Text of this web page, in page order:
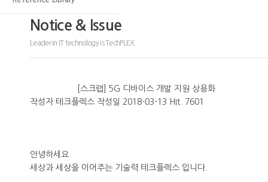
Notice & Issue
Leader in IT technology is TechPLEX.
[스크랩] 5G 디바이스 개발 지원 상용화
작성자 테크플렉스 작성일 2018-03-13 HIt. 7601
안녕하세요.
세상과 세상을 이어주는 기술력 테크플렉스 입니다.